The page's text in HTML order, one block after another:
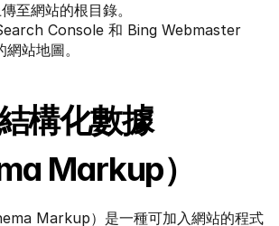
至網站的根目錄。
Console 和 Bing Webmaster
站地圖。
構化數據
Markup）
Markup）是一種可加入網站的程式